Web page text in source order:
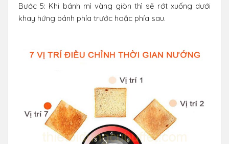
Bước 5: Khi bánh mì vàng giòn thì sẽ rớt xuống dưới
khay hứng bánh phía trước hoặc phía sau.